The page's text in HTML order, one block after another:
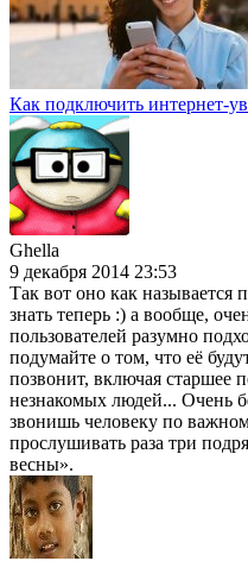
Как подключить интернет-
Ghella
9 декабря 2014 23:53
Так вот оно как
знать теперь :) а вообще,
пользователей разумно
подумайте о том, что её
позвонит, включая старшее
незнакомых людей... Очень
звонишь человеку по
прослушивать раза три
весны».